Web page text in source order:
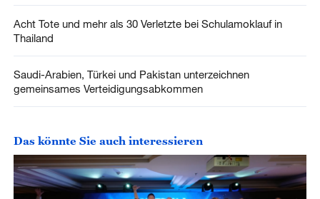
Acht Tote und mehr als 30 Verletzte bei Schulamoklauf in
Thailand
Saudi-Arabien, Türkei und Pakistan unterzeichnen
gemeinsames Verteidigungsabkommen
Das könnte Sie auch interessieren